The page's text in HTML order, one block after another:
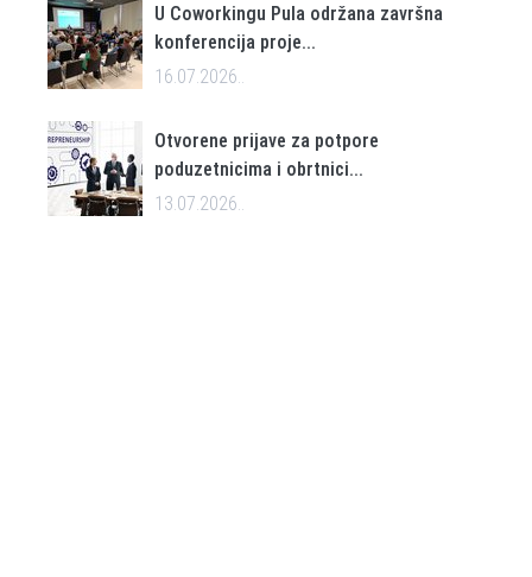
U Coworkingu Pula održana završna
konferencija proje...
16.07.2026..
Otvorene prijave za potpore
poduzetnicima i obrtnici...
13.07.2026..